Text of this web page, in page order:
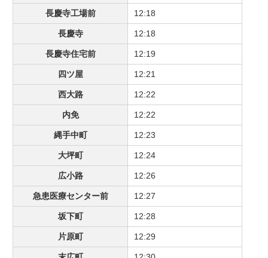
長慶寺工場前 12:18
長慶寺 12:18
長慶寺住宅前 12:19
四ツ屋 12:21
西大路 12:22
内免 12:22
縄手中町 12:23
大坪町 12:24
広小路 12:26
急患医療センター前 12:27
坂下町 12:28
片原町 12:29